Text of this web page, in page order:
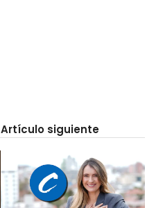
Artículo siguiente